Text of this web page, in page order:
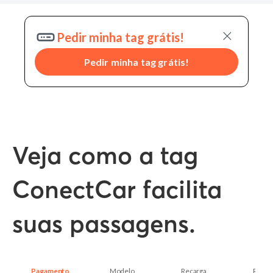
Pedir minha tag grátis!
Pedir minha tag grátis!
Veja como a tag
ConectCar facilita
suas passagens.
Pagamento Modelo Recarga